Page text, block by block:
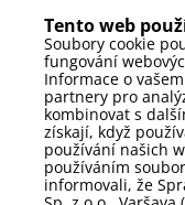
využívat pláž a
jezdit na kole
relaxovat na
sauně
Pravidla v
Přihlášení /
Tento web
Soubory cookie
fungování
Informace o
partnery pro
kombinovat s
získají, když
používání našich
používáním
informovali, že